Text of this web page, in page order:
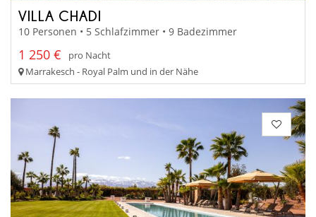
VILLA CHADI
10 Personen • 5 Schlafzimmer • 9 Badezimmer
1 250 €
pro Nacht
Marrakesch - Royal Palm und in der Nähe